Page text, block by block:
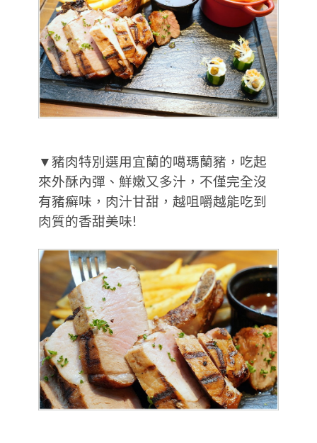
▼豬肉特別選用宜蘭的噶瑪蘭豬，吃起
來外酥內彈、鮮嫩又多汁，不僅完全沒
有豬癬味，肉汁甘甜，越咀嚼越能吃到
肉質的香甜美味!